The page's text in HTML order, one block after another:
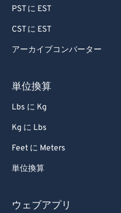
PST に EST
CST に EST
アーカイブコンバーター
単位換算
Lbs に Kg
Kg に Lbs
Feet に Meters
単位換算
ウェブアプリ